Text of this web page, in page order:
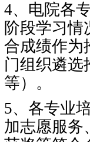
4、电院各
阶段学习情
合成绩作为
门组织遴选
等）。
5、各专业
加志愿服务